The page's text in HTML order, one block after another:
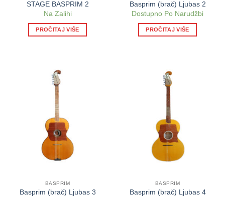
STAGE BASPRIM 2
Na Zalihi
PROČITAJ VIŠE
Basprim (brač) Ljubas 2
Dostupno Po Narudžbi
PROČITAJ VIŠE
BASPRIM
Basprim (brač) Ljubas 3
BASPRIM
Basprim (brač) Ljubas 4